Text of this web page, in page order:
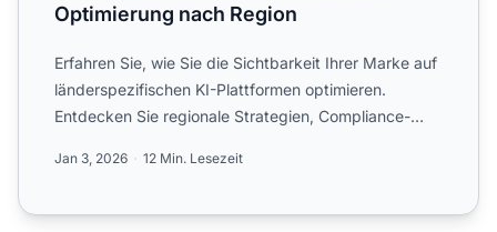
Optimierung nach Region
Erfahren Sie, wie Sie die Sichtbarkeit Ihrer Marke auf
länderspezifischen KI-Plattformen optimieren.
Entdecken Sie regionale Strategien, Compliance-
Jan 3, 2026 12 Min. Lesezeit